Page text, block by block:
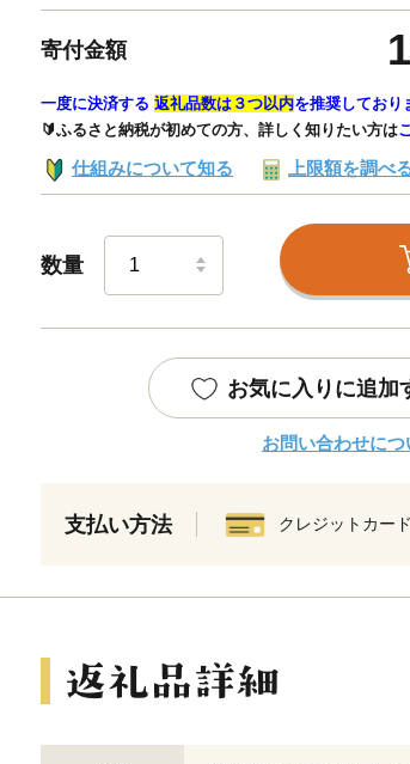
寄付金額
一度に決済する 返礼品数は３つ以内を推奨しており
🔰ふるさと納税が初めての方、詳しく知りたい方は
仕組みについて知る 上限額を調べ
数量
お気に入りに追加
お問い合わせにつ
支払い方法 クレジットカード